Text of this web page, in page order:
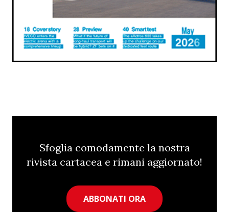
Sfoglia comodamente la nostra
rivista cartacea e rimani aggiornato!
ABBONATI ORA